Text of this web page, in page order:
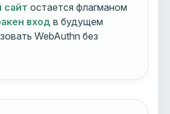
сайт остается флагманом
вход в будущем
WebAuthn без